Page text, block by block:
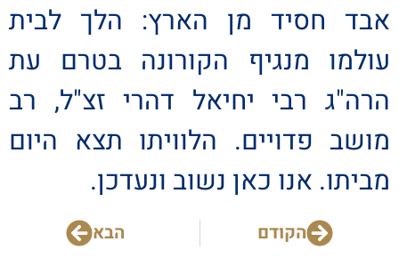
אבד חסיד מן הארץ: הלך לבית
עולמו מנגיף הקורונה בטרם עת
הרה"ג רבי יחיאל דהרי זצ"ל, רב
מושב פדויים. הלוויתו תצא היום
מביתו. אנו כאן נשוב ונעדכן.
הקודם הבא